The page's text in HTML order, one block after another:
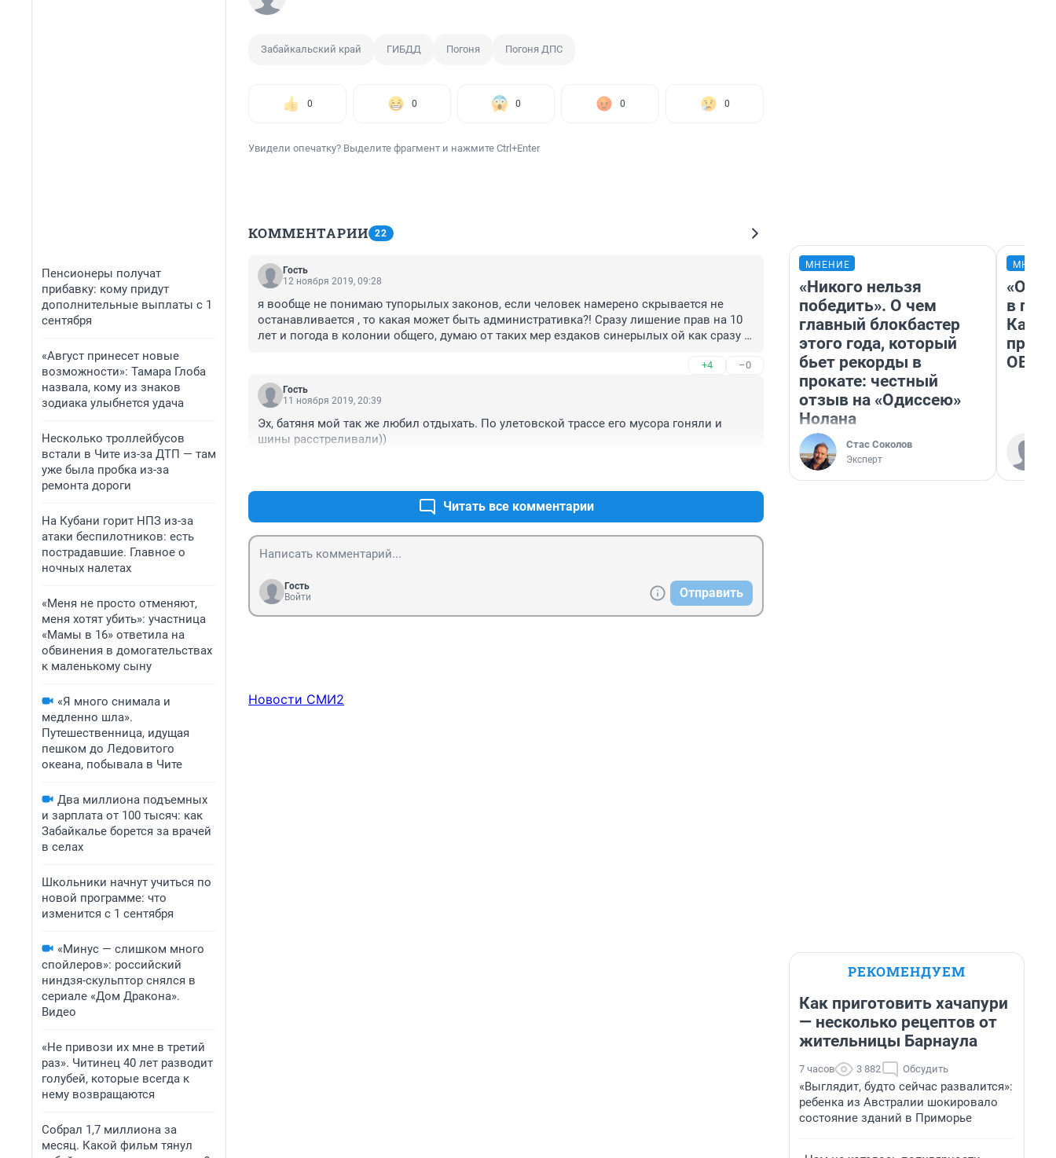
Пенсионеры получат
прибавку: кому придут
дополнительные выплаты с 1
сентября
«Август принесет новые
возможности»: Тамара Глоба
назвала, кому из знаков
зодиака улыбнется удача
Несколько троллейбусов
встали в Чите из-за ДТП — там
уже была пробка из-за
ремонта дороги
На Кубани горит НПЗ из-за
атаки беспилотников: есть
пострадавшие. Главное о
ночных налетах
«Меня не просто отменяют,
меня хотят убить»: участница
«Мамы в 16» ответила на
обвинения в домогательствах
к маленькому сыну
«Я много снимала и
медленно шла».
Путешественница, идущая
пешком до Ледовитого
океана, побывала в Чите
Два миллиона подъемных
и зарплата от 100 тысяч: как
Забайкалье борется за врачей
в селах
Школьники начнут учиться по
новой программе: что
изменится с 1 сентября
«Минус — слишком много
спойлеров»: российский
ниндзя-скульптор снялся в
сериале «Дом Дракона».
Видео
«Не привози их мне в третий
раз». Читинец 40 лет разводит
голубей, которые всегда к
нему возвращаются
Собрал 1,7 миллиона за
месяц. Какой фильм тянул
Забайкальский край ГИБДД Погоня Погоня ДПС
0 0 0 0 0
Увидели опечатку? Выделите фрагмент и нажмите Ctrl+Enter
КОММЕНТАРИИ 22
Гость
12 ноября 2019, 09:28
я вообще не понимаю тупорылых законов, если человек намерено скрывается не
останавливается , то какая может быть административка?! Сразу лишение прав на 10
лет и погода в колонии общего, думаю от таких мер ездаков синерылых ой как сразу
+4 –0
Гость
11 ноября 2019, 20:39
Эх, батяня мой так же любил отдыхать. По улетовской трассе его мусора гоняли и
шины расстреливали))
Читать все комментарии
Гость
Войти
Отправить
Новости СМИ2
МНЕНИЕ
«Никого нельзя
победить». О чем
главный блокбастер
этого года, который
бьет рекорды в
прокате: честный
отзыв на «Одиссею»
Нолана
Стас Соколов
Эксперт
в
Как в
ОВЗ
РЕКОМЕНДУЕМ
Как приготовить хачапури
— несколько рецептов от
жительницы Барнаула
7 часов 3 882 Обсудить
«Выглядит, будто сейчас развалится»:
ребенка из Австралии шокировало
состояние зданий в Приморье